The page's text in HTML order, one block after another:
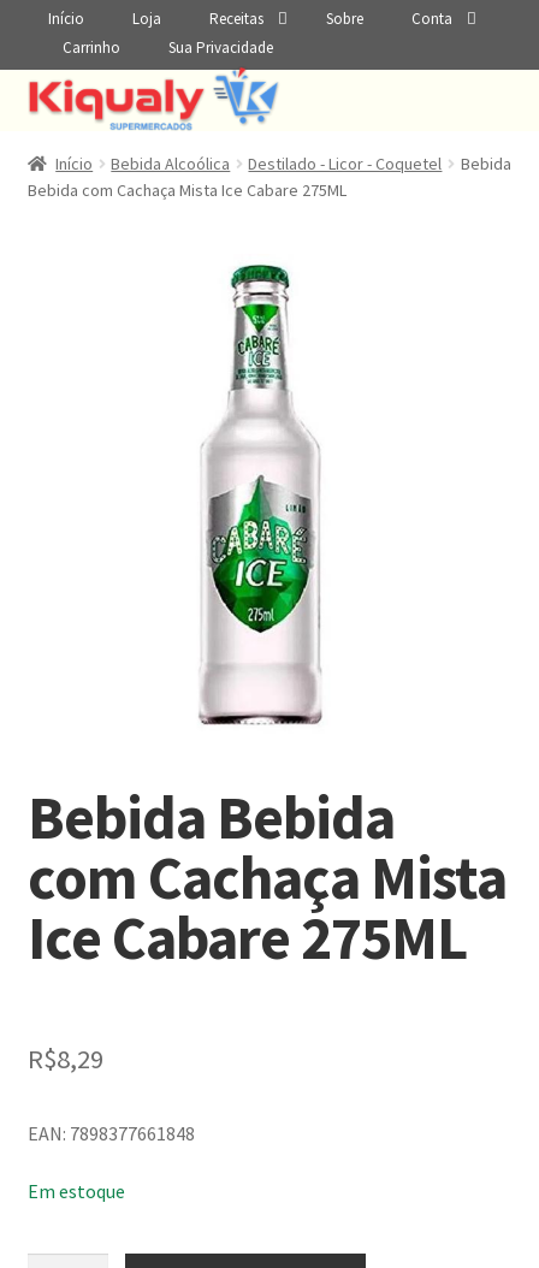
Início Loja Receitas Sobre
Conta
Carrinho
Sua Privacidade
Início Bebida Alcoólica Destilado - Licor - Coquetel
Bebida
Bebida com Cachaça Mista Ice Cabare 275ML
Bebida Bebida
com Cachaça Mista
Ice Cabare 275ML
R$8,29
EAN: 7898377661848
Em estoque